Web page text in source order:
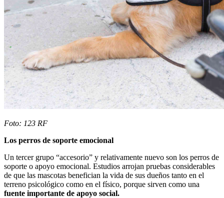
Foto: 123 RF
Los perros de soporte emocional
Un tercer grupo “accesorio” y relativamente nuevo son los perros de
soporte o apoyo emocional. Estudios arrojan pruebas considerables
de que las mascotas benefician la vida de sus dueños tanto en el
terreno psicológico como en el físico, porque sirven como una
fuente importante de apoyo social.